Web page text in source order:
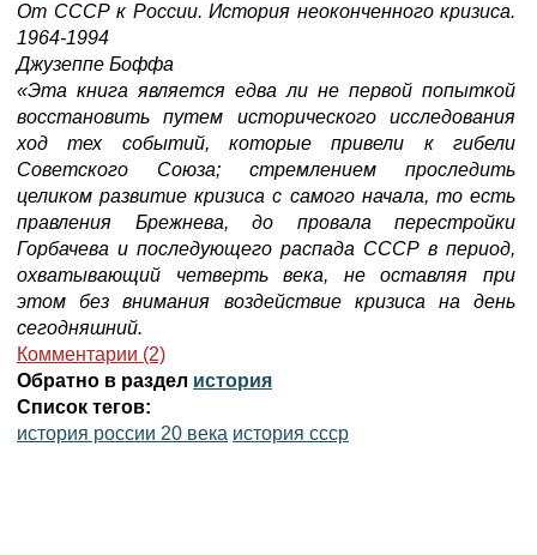
От СССР к России. История неоконченного кризиса.
1964-1994
Джузеппе Боффа
«Эта книга является едва ли не первой попыткой
восстановить путем исторического исследования
ход тех событий, которые привели к гибели
Советского Союза; стремлением проследить
целиком развитие кризиса с самого начала, то есть
правления Брежнева, до провала перестройки
Горбачева и последующего распада СССР в период,
охватывающий четверть века, не оставляя при
этом без внимания воздействие кризиса на день
сегодняшний.
Комментарии (2)
Обратно в раздел история
Список тегов:
история россии 20 века история ссср